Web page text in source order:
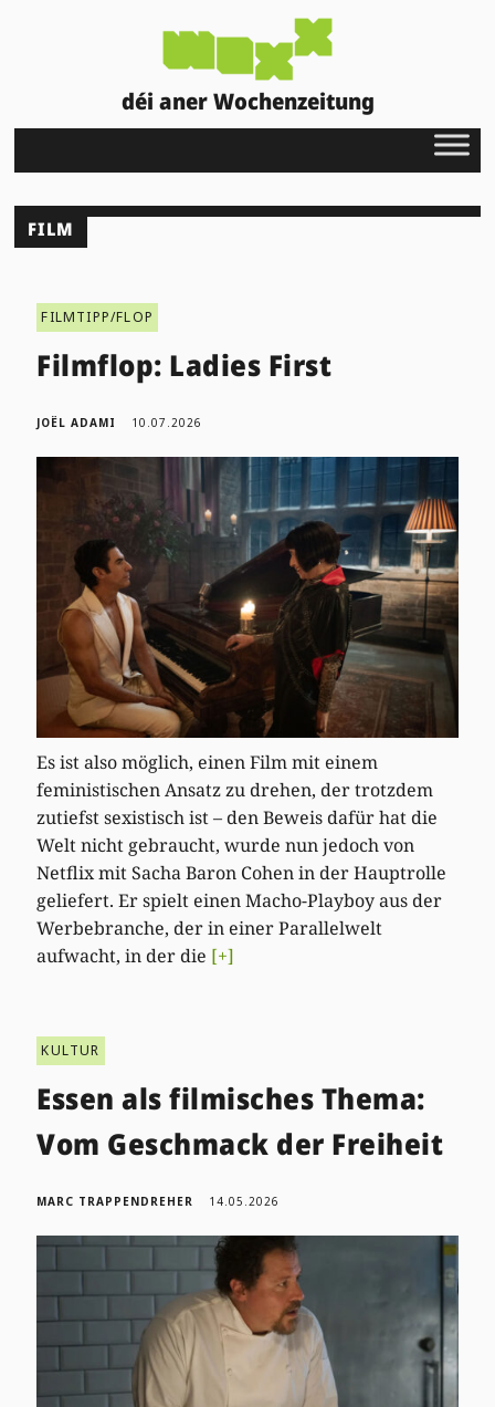
déi aner Wochenzeitung
FILM
FILMTIPP/FLOP
Filmflop: Ladies First
JOËL ADAMI 10.07.2026
Es ist also möglich, einen Film mit einem
feministischen Ansatz zu drehen, der trotzdem
zutiefst sexistisch ist – den Beweis dafür hat die
Welt nicht gebraucht, wurde nun jedoch von
Netflix mit Sacha Baron Cohen in der Hauptrolle
geliefert. Er spielt einen Macho-Playboy aus der
Werbebranche, der in einer Parallelwelt
aufwacht, in der die [+]
KULTUR
Essen als filmisches Thema:
Vom Geschmack der Freiheit
MARC TRAPPENDREHER 14.05.2026